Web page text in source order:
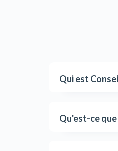
Qui est
Qu'est-ce